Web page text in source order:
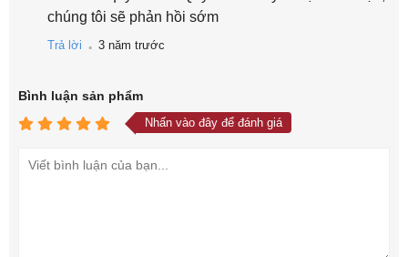
chúng tôi sẽ phản hồi sớm
Trả lời . 3 năm trước
Bình luận sản phẩm
Nhấn vào đây để đánh giá